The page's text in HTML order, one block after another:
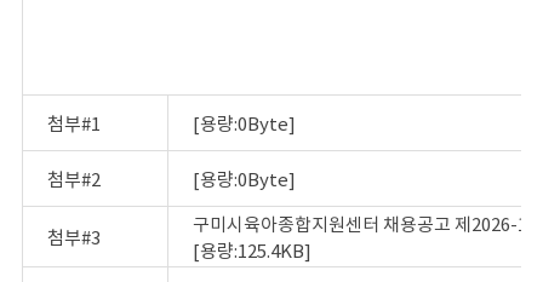
첨부#1 [용량:0Byte]
첨부#2 [용량:0Byte]
첨부#3
구미시육아종합지원센터 채용공고 제2026-
[용량:125.4KB]